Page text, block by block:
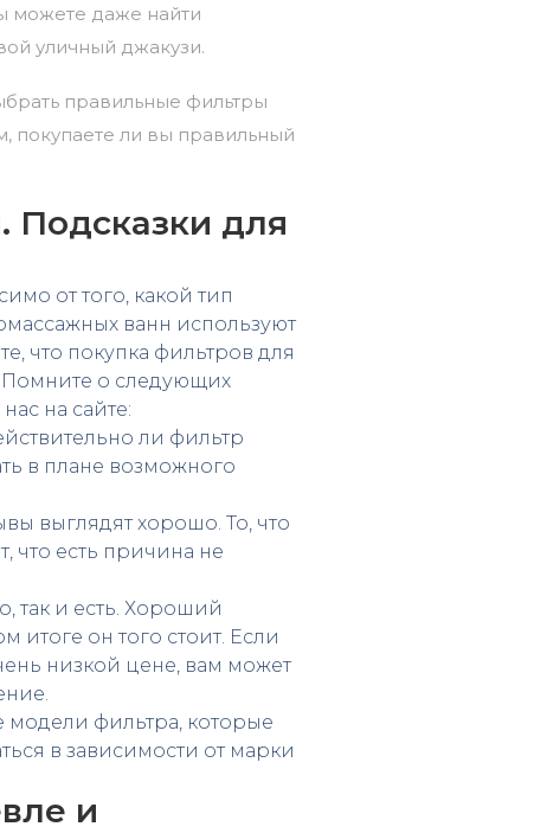
можете даже найти
уличный джакузи.
правильные фильтры
покупаете ли вы правильный
Подсказки для
от того, какой тип
ванн используют
что покупка фильтров для
Помните о следующих
на сайте:
ли фильтр
в плане возможного
выглядят хорошо. То, что
что есть причина не
так и есть. Хороший
итоге он того стоит. Если
низкой цене, вам может
модели фильтра, которые
в зависимости от марки
и